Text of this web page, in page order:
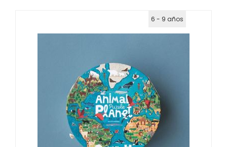
6 - 9 años